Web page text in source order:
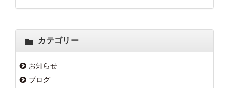
カテゴリー
お知らせ
ブログ